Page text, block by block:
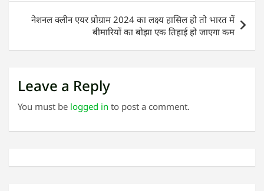
नेशनल क्लीन एयर प्रोग्राम 2024 का लक्ष्य हासिल हो तो भारत में
बीमारियों का बोझा एक तिहाई हो जाएगा कम
Leave a Reply
You must be logged in to post a comment.